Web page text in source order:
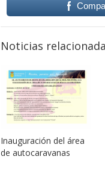
Noticias
Inauguración del área
de autocaravanas